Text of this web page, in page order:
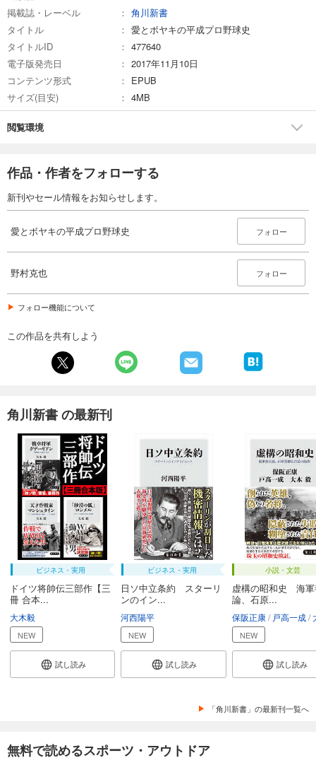
掲載誌・レーベル
角川新書
タイトル
愛とボヤキの平成プロ野球史
タイトルID
477640
電子版発売日
2017年11月10日
コンテンツ形式
EPUB
サイズ(目安)
4MB
閲覧環境
作品・作者をフォローする
新刊やセール情報をお知らせします。
愛とボヤキの平成プロ野球史 フォロー
野村克也 フォロー
フォロー機能について
この作品を共有しよう
角川新書 の最新刊
ビジネス・実用
ドイツ将帥伝三部作【三
冊 合本...
大木毅
NEW
試し読み
ビジネス・実用
日ソ中立条約 スターリ
ンのイン...
河西陽平
NEW
試し読み
小説・文芸
虚構の昭和史 海軍
論、石原...
保阪正康 戸高一成
NEW
試し読み
「角川新書」の最新刊一覧へ
無料で読めるスポーツ・アウトドア